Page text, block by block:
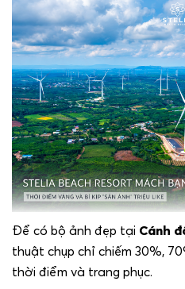
Để có bộ ảnh đẹp tại Cánh
thuật chụp chỉ chiếm 30%,
thời điểm và trang phục.